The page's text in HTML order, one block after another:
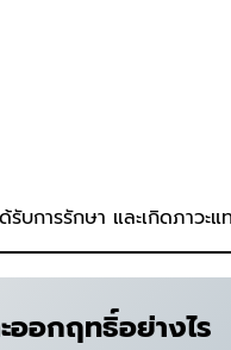
ด้รับการรักษา และเกิดภาวะ
ออกฤทธิ์อย่างไร